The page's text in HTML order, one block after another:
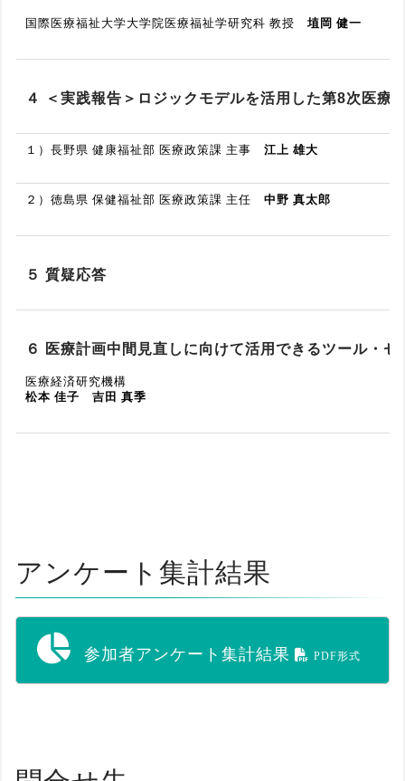
国際医療福祉大学大学院医療福祉学研究科 教授 埴岡 健一
４ ＜実践報告＞ロジックモデルを活用した第8次医療
１）長野県 健康福祉部 医療政策課 主事 江上 雄大
２）徳島県 保健福祉部 医療政策課 主任 中野 真太郎
５ 質疑応答
６ 医療計画中間見直しに向けて活用できるツール・セ
医療経済研究機構
松本 佳子
吉田 真季
アンケート集計結果
参加者アンケート集計結果 PDF形式